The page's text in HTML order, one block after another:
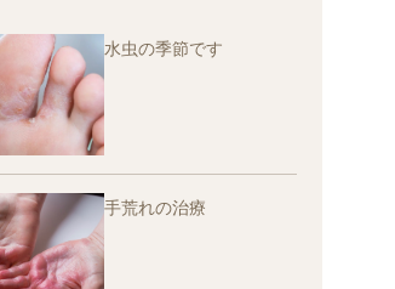
水虫の季節です
手荒れの治療